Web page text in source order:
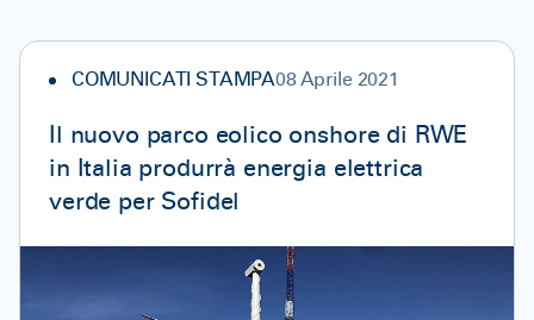
COMUNICATI STAMPA08 Aprile 2021
Il nuovo parco eolico onshore di RWE
in Italia produrrà energia elettrica
verde per Sofidel